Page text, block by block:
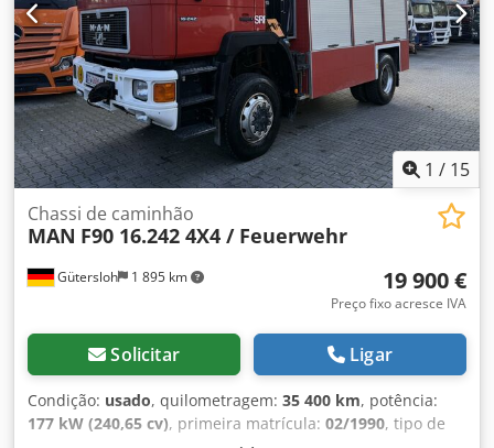
1 / 15
Gütersloh 1 895 km
Chassi de caminhão
MAN F90 16.242 4X4 / Feuerwehr
19 900 €
Preço fixo acresce IVA
Solicitar Ligar
Condição: usado, quilometragem: 35 400 km, potência:
177 kW (240,65 cv), primeira matrícula: 02/1990, tipo de